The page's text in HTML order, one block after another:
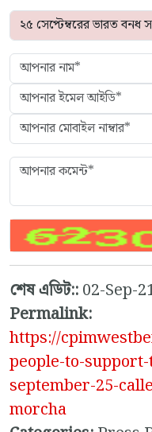
শেষ এডিট::02-Sep-
Permalink:
https://
people-to-
september-25-
morcha